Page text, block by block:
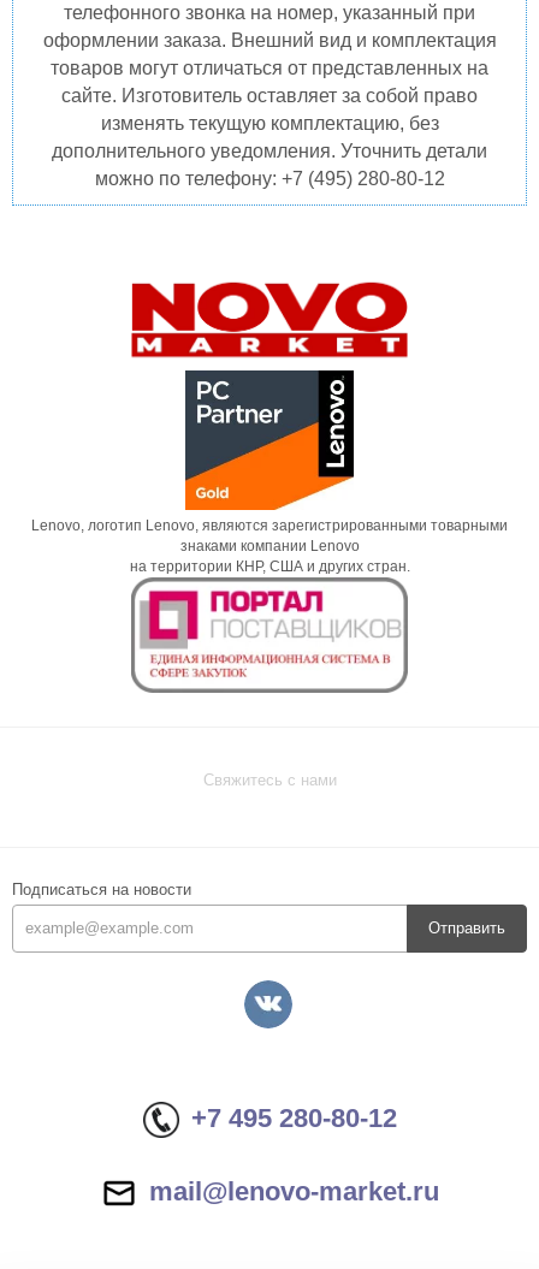
телефонного звонка на номер, указанный при
оформлении заказа. Внешний вид и комплектация
товаров могут отличаться от представленных на
сайте. Изготовитель оставляет за собой право
изменять текущую комплектацию, без
дополнительного уведомления. Уточнить детали
можно по телефону: +7 (495) 280-80-12
Lenovo, логотип Lenovo, являются зарегистрированными товарными
знаками компании Lenovo
на территории КНР, США и других стран.
Свяжитесь с нами
Подписаться на новости
Отправить
+7 495 280-80-12
mail@lenovo-market.ru